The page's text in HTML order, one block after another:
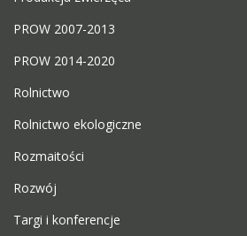
PROW 2007-2013
PROW 2014-2020
Rolnictwo
Rolnictwo ekologiczne
Rozmaitości
Rozwój
Targi i konferencje